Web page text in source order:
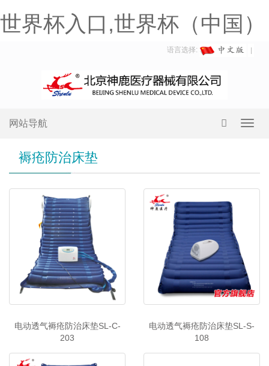
世界杯入口,世界杯（中国）
语言选择:
网站导航
褥疮防治床垫
电动透气褥疮防治床垫SL-C-
203
电动透气褥疮防治床垫SL-S-
108